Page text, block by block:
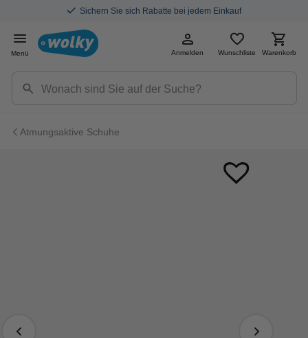
Sichern Sie sich Rabatte bei jedem Einkauf
Menü Anmelden Wunschliste Warenkorb
Atmungsaktive Schuhe